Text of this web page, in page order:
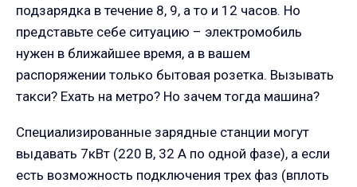
подзарядка в течение 8, 9, а то и 12 часов. Но
представьте себе ситуацию – электромобиль
нужен в ближайшее время, а в вашем
распоряжении только бытовая розетка. Вызывать
такси? Ехать на метро? Но зачем тогда машина?
Специализированные зарядные станции могут
выдавать 7кВт (220 В, 32 А по одной фазе), а если
есть возможность подключения трех фаз (вплоть